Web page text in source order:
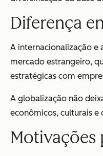
Diferença
A internacionalização e
mercado estrangeiro,
estratégicas com
A globalização não
econômicos, culturais e
Motivações